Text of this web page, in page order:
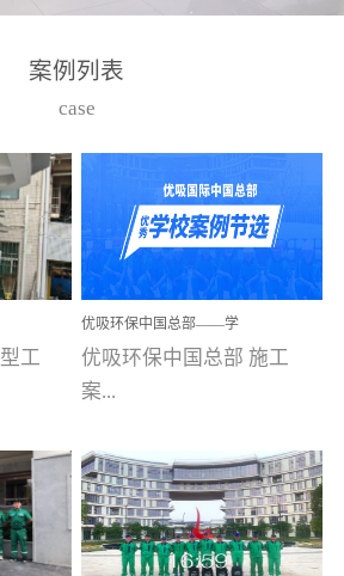
高技能的团队。汇聚了众
取得了多项产品技术专利
和多项国家版权局著作
权，获得高新技术企业称
号。生产优势自主生产自
给自足，优吸公司于2015
在广州番禺区成功建立产
品线生产基地，工厂拥有
自动化生产设备和成熟的
选择源头源材料、严控产
品质量，我们每一批的生
产产品都经过严格的质检
程序；生产车间为优吸总
案例列表
case
工
室
安居
乐寓
优吸环保中国总部——学
校施工案例(节选)
优吸环保中国总部 施工
案...
例(学校工装节选)广州南沙
小学(珠江湾校区)项目地
址：广州市南沙区海滨路